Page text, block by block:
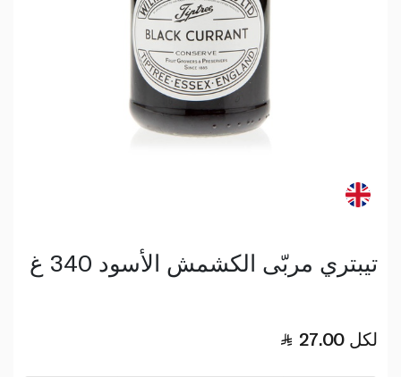
تيبتري مربّى الكشمش الأسود 340 غ
27.00 لكل